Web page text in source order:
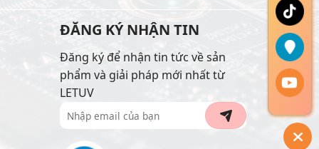
ĐĂNG KÝ NHẬN TIN
Đăng ký để nhận tin tức về sản
phẩm và giải pháp mới nhất từ
LETUV